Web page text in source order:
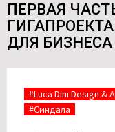
ПЕРВАЯ
ДЛЯ БИЗНЕСА
#Luca Dini Design &
#Синдала